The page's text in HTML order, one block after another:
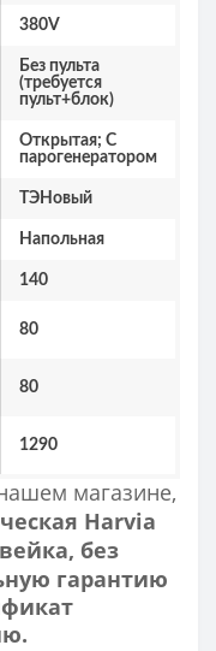
380V
Без пульта
(требуется
пульт+блок)
Открытая; С
парогенератором
ТЭНовый
Напольная
140
80
80
1290
магазине,
Harvia
без
гарантию